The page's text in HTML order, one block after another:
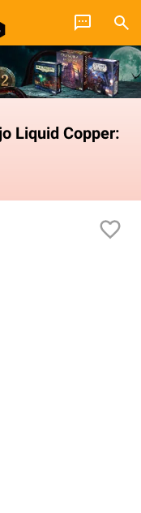
Liquid Copper: